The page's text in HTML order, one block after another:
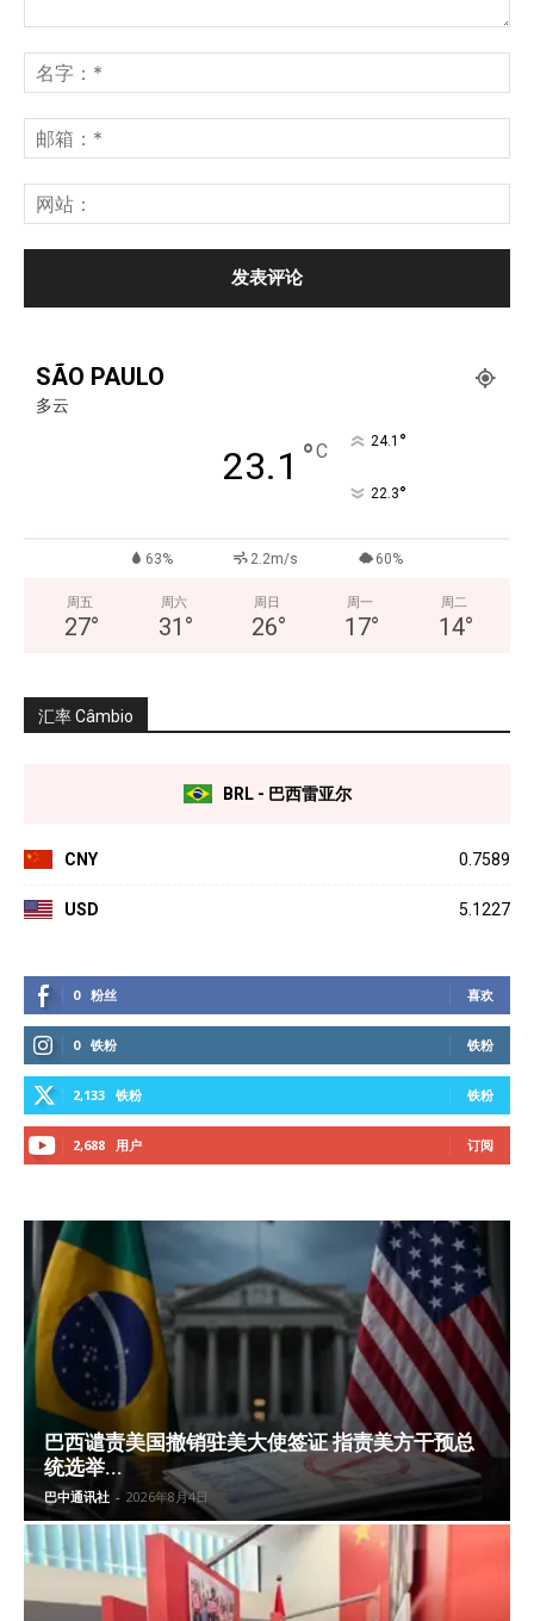
SÃO PAULO
多云
23.1 °C 24.1 °
22.3°
63% 2.2m/s 60%
周五
27°
周六
31 °
周日
26°
周一
17°
周二
14°
汇率 Câmbio
BRL - 巴西雷亚尔
CNY 0.7589
USD 5.1227
0 粉丝 喜欢
0 铁粉 铁粉
2,133 铁粉 铁粉
2,688 用户 订阅
巴西谴责美国撤销驻美大使签证 指责美方干预总
统选举...
巴中通讯社 - 2026年8月4日